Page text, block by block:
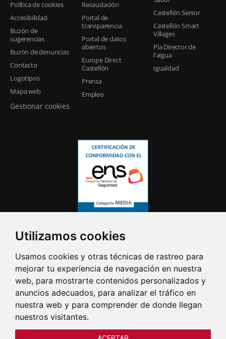
Utilizamos cookies
Usamos cookies y otras técnicas de rastreo para
mejorar tu experiencia de navegación en nuestra
web, para mostrarte contenidos personalizados y
anuncios adecuados, para analizar el tráfico en
nuestra web y para comprender de donde llegan
nuestros visitantes.
Política de cookies
Accesibilidad
Buzón de
sugerencias
Buzón de denuncias
Contacto
Logotipos
Mapa web
Gestionar cookies
Recaudación
Portal de
transparencia
Portal de datos
abiertos
Europe Direct
Castellón
Prensa
Empleo
Castellón Senior
Castellón Smart
Villages
Pla Director de
l'aigua
Igualdad